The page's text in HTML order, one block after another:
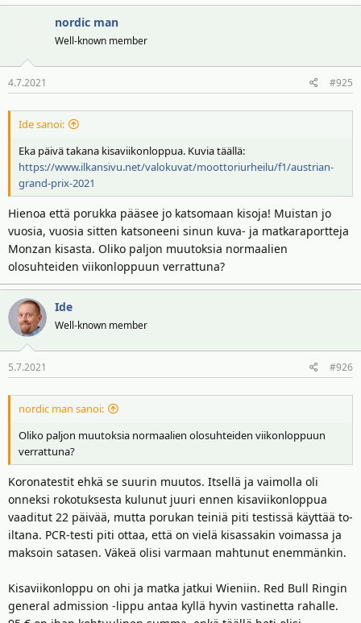
a
o
t
nordic man
Well-known member
4.7.2021 #925
Ide sanoi:
Eka päivä takana kisaviikonloppua. Kuvia täällä:
https://www.ilkansivu.net/valokuvat/moottoriurheilu/f1/austrian-
grand-prix-2021
Hienoa että porukka pääsee jo katsomaan kisoja! Muistan jo
vuosia, vuosia sitten katsoneeni sinun kuva- ja matkaraportteja
Monzan kisasta. Oliko paljon muutoksia normaalien
olosuhteiden viikonloppuun verrattuna?
Ide
Well-known member
5.7.2021 #926
nordic man sanoi:
Oliko paljon muutoksia normaalien olosuhteiden viikonloppuun
verrattuna?
Koronatestit ehkä se suurin muutos. Itsellä ja vaimolla oli
onneksi rokotuksesta kulunut juuri ennen kisaviikonloppua
vaaditut 22 päivää, mutta porukan teiniä piti testissä käyttää to-
iltana. PCR-testi piti ottaa, että on vielä kisassakin voimassa ja
maksoin satasen. Väkeä olisi varmaan mahtunut enemmänkin.
Kisaviikonloppu on ohi ja matka jatkui Wieniin. Red Bull Ringin
general admission -lippu antaa kyllä hyvin vastinetta rahalle.